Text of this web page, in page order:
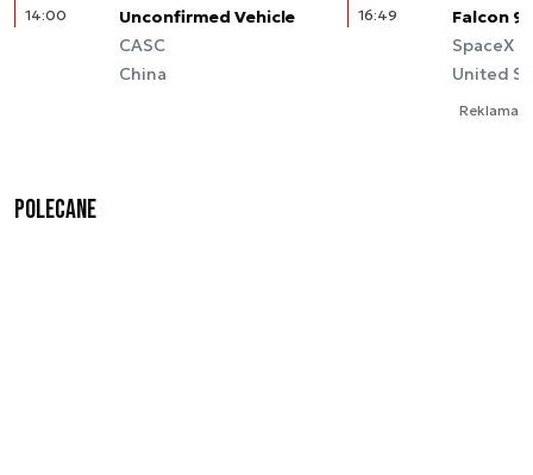
14:00
Unconfirmed Vehicle
CASC
China
16:49
Falcon 9
SpaceX
United
Reklama
Polecane